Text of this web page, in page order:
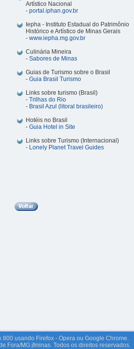
Artístico Nacional
- portal.iphan.gov.br
Iepha - Instituto Estadual do Patrimônio
Histórico e Artístico de Minas Gerais
- www.iepha.mg.gov.br
Culinária Mineira
- Sabores de Minas
Guias de Turismo sobre o Brasil
- Guia Brasil Turismo
Links sobre turismo (Brasil)
- Trilhas do Rio
- Brasil Azul (litoral brasileiro)
Hotéis no Brasil
- Guia Hotel in Site
Links sobre Turismo (Internacional)
- Lonely Planet Travel Guides
800 usando Firefox - Opera ou Google Chrome.
Fora/MG jfminas. Todos os direitos reservados.